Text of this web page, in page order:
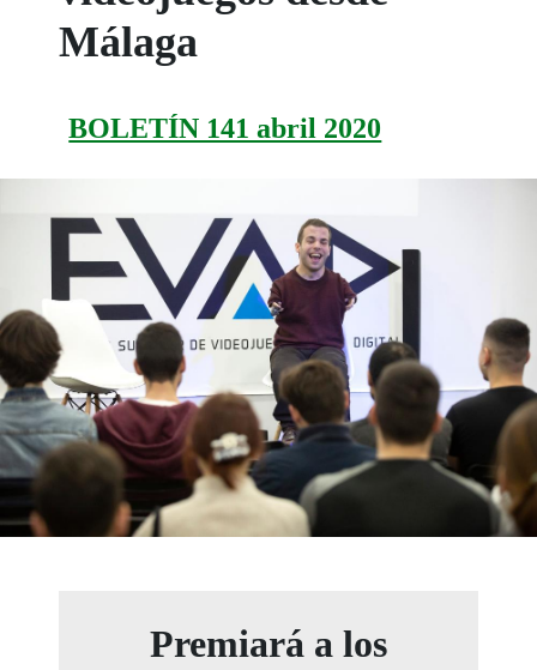
Málaga
BOLETÍN 141 abril 2020
Premiará a los